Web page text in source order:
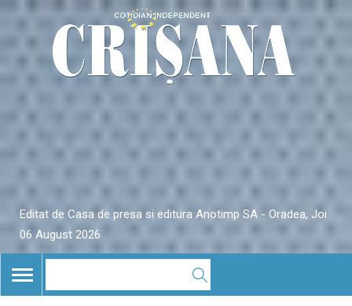
Editat de Casa de presa si editura Anotimp SA - Oradea, Joi
06 August 2026
TOGGLE
NAVIGATION